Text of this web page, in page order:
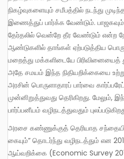
நிகழ்வுகளையும் சமீபத்தில் நடந்து
இணைத்துப் பார்க்க வேண்டும்.
தேர்தலில் வென்றே தீர வேண்டும் என்ற
ஆண்டுகளில் தாங்கள் ஏற்படுத்திய
மறைத்து மக்களிடையே பிரிவினையைத்
அதே சமயம் இந்த நிதியறிக்கையை
அரசின் பொருளாதாரப் பார்வை
முன்னிறுத்துவது தெரிகிறது.
பார்ப்பனீயம் வழிநடத்துவதும்
அரசை கண்ணுக்குத் தெரியாத சந்தையின் கையும், ”நம்பிக்கையின்
கையும்” தொடர்ந்து வழிநடத்தும் என
ஆய்வறிக்கை (Economic Survey